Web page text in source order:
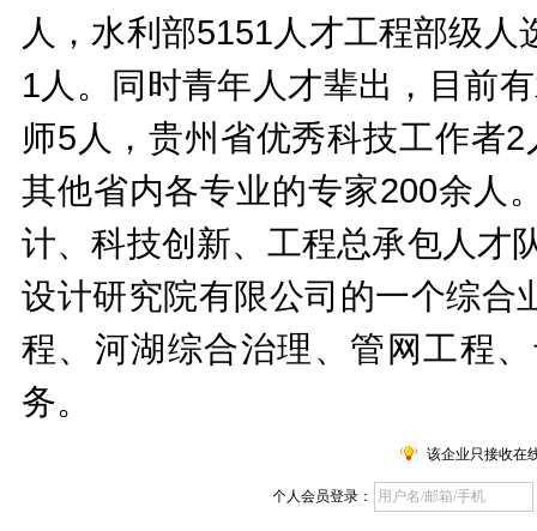
人，水利部5151人才工程部级
1人。同时青年人才辈出，目前
师5人，贵州省优秀科技工作者
其他省内各专业的专家200余人
计、科技创新、工程总承包人才
设计研究院有限公司的一个综合
程、河湖综合治理、管网工程
务。
该企业只接收在
个人会员登录：